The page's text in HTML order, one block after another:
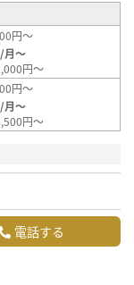
円～
月～
円～
円～
月～
円～
電話する